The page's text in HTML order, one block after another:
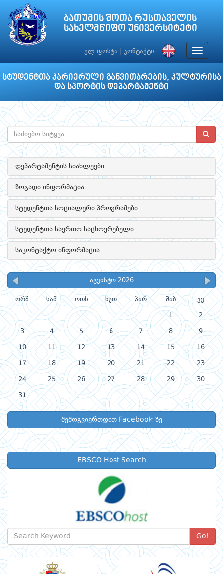
ბათუმის შოთა რუსთაველის
სახელმწიფო უნივერსიტეტი
ელ.ფოსტა კონტაქტი
Toggle
სტუდენტთა კარიერული განვითარების, კულტურისა
და სპორტის დეპარტამენტი
დეპარტამენტის სიახლეები
ზოგადი ინფორმაცია
სტუდენტთა სოციალური პროგრამები
სტუდენტთა საერთო საცხოვრებელი
საკონტაქტო ინფორმაცია
აგვისტო 2026
ორშ სამ ოთხ ხუთ პარ შაბ კვ
1 2
3 4 5 6 7 8 9
10 11 12 13 14 15 16
17 18 19 20 21 22 23
24 25 26 27 28 29 30
31
შემოგვიერთდით Facebook-ზე
EBSCO Host Search
Go!